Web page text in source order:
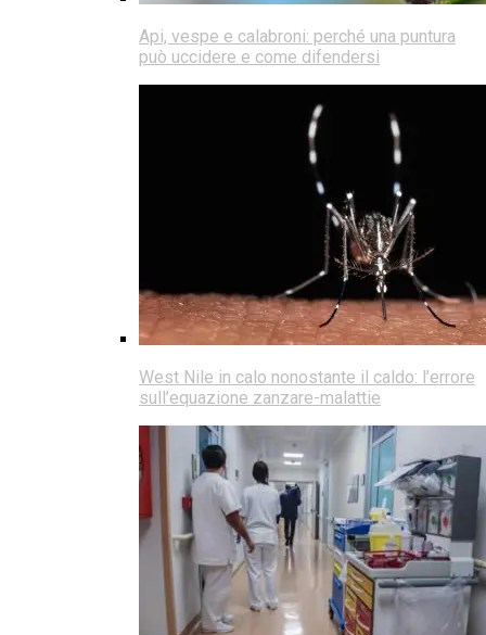
Api, vespe e calabroni: perché una puntura
può uccidere e come difendersi
West Nile in calo nonostante il caldo: l’errore
sull’equazione zanzare-malattie